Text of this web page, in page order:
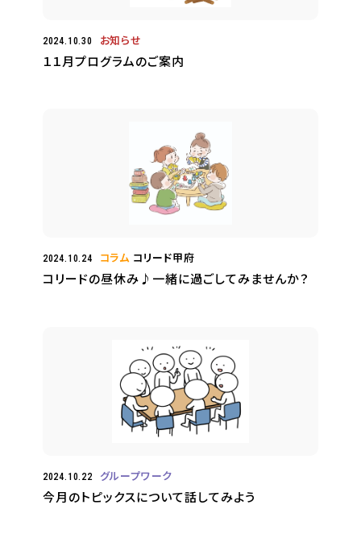
2024.10.30 お知らせ
１１月プログラムのご案内
2024.10.24 コラム コリード甲府
コリードの昼休み♪一緒に過ごしてみませんか？
2024.10.22 グループワーク
今月のトピックスについて話してみよう